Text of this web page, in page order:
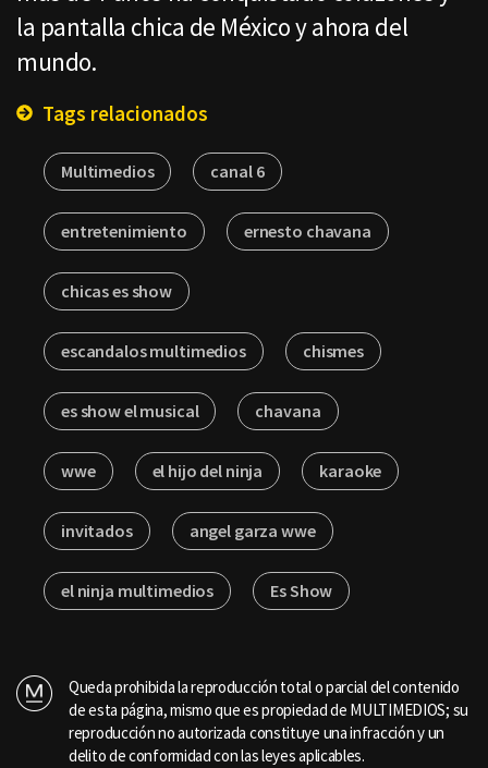
la pantalla chica de México y ahora del
mundo.
Tags relacionados
Multimedios canal 6
entretenimiento ernesto chavana
chicas es show
escandalos multimedios chismes
es show el musical chavana
wwe el hijo del ninja karaoke
invitados angel garza wwe
el ninja multimedios Es Show
Queda prohibida la reproducción total o parcial del contenido
de esta página, mismo que es propiedad de MULTIMEDIOS; su
reproducción no autorizada constituye una infracción y un
delito de conformidad con las leyes aplicables.